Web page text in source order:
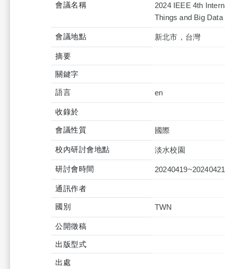
會議名稱
2024 IEEE 4th
Things and Big Data
會議地點 新北市，台灣
摘要
關鍵字
語言 en
收錄於
會議性質 國際
校內研討會地點 淡水校園
研討會時間 20240419~20240421
通訊作者
國別 TWN
公開徵稿
出版型式
出處